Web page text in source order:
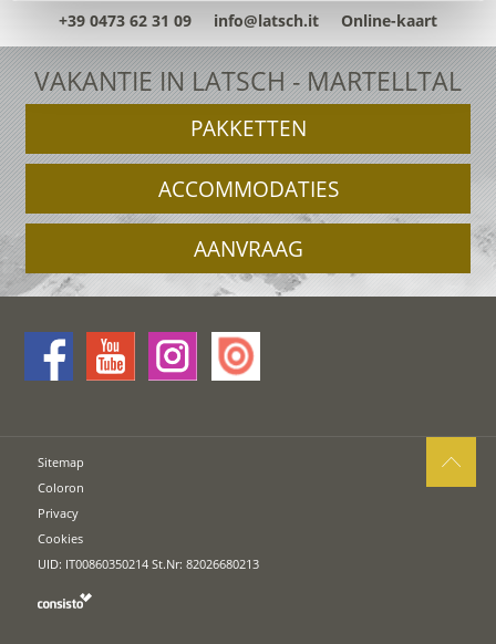
+39 0473 62 31 09 info@latsch.it Online-kaart
VAKANTIE IN LATSCH - MARTELLTAL
PAKKETTEN
ACCOMMODATIES
AANVRAAG
Sitemap
Coloron
Privacy
Cookies
UID: IT00860350214 St.Nr: 82026680213